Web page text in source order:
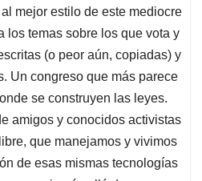
mejor estilo de este mediocre
los temas sobre los que vota y
(o peor aún, copiadas) y
Un congreso que más parece
se construyen las leyes.
amigos y conocidos activistas
que manejamos y vivimos
de esas mismas tecnologías